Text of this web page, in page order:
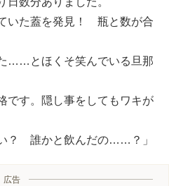
いた蓋を発見！ 瓶と数が合
……とほくそ笑んでいる旦那
です。隠し事をしてもワキが
い？ 誰かと飲んだの……？」
広告